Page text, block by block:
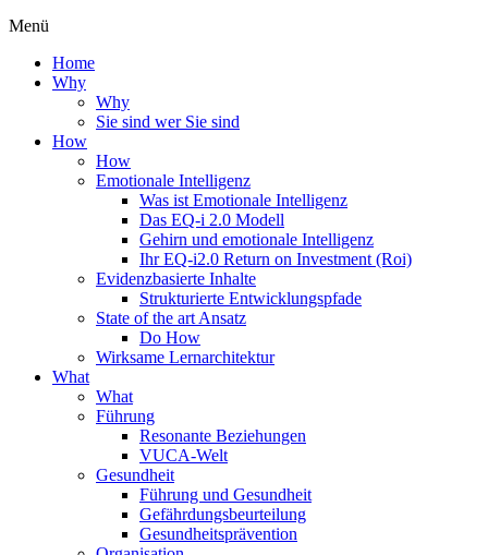
Menü
Home
Why
Why
Sie sind wer Sie sind
How
How
Emotionale Intelligenz
Was ist Emotionale Intelligenz
Das EQ-i 2.0 Modell
Gehirn und emotionale Intelligenz
Ihr EQ-i2.0 Return on Investment (Roi)
Evidenzbasierte Inhalte
Strukturierte Entwicklungspfade
State of the art Ansatz
Do How
Wirksame Lernarchitektur
What
What
Führung
Resonante Beziehungen
VUCA-Welt
Gesundheit
Führung und Gesundheit
Gefährdungsbeurteilung
Gesundheitsprävention